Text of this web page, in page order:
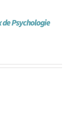
Psychologie